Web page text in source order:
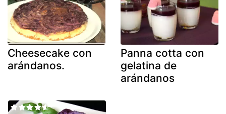
Cheesecake con
arándanos.
Panna cotta con
gelatina de
arándanos